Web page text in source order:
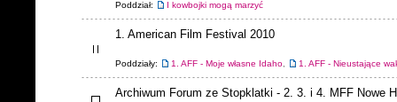
Poddział: I kowbojki mogą marzyć
1. American Film Festival 2010
Poddziały: 1. AFF - Moje własne Idaho, 1. AFF - Nieustające
Archiwum Forum ze Stopklatki - 2. 3. i 4. MFF Nowe